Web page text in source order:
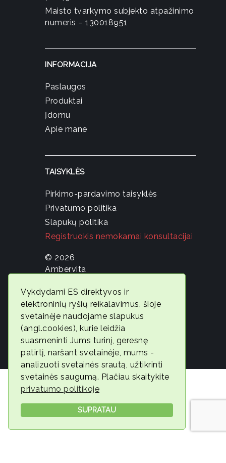
Vykdydami ES direktyvos ir
elektroninių ryšių reikalavimus, šioje
svetainėje naudojame slapukus
(angl.cookies), kurie leidžia
suasmeninti Jums turinį, geresnę
patirtį, naršant svetainėje, mums -
analizuoti svetainės srautą, užtikrinti
svetainės saugumą. Plačiau skaitykite
privatumo politikoje
SUPRATAU
product
Maisto tvarkymo subjekto atpažinimo
numeris – 130018951
INFORMACIJA
Paslaugos
Produktai
Įdomu
Apie mane
TAISYKLĖS
Pirkimo-pardavimo taisyklės
Privatumo politika
Slapukų politika
Registruokis nemokamai konsultacijai
© 2026
Ambervita
Geros
savijautos
ekspertė
Gintarė
Jonaitytė